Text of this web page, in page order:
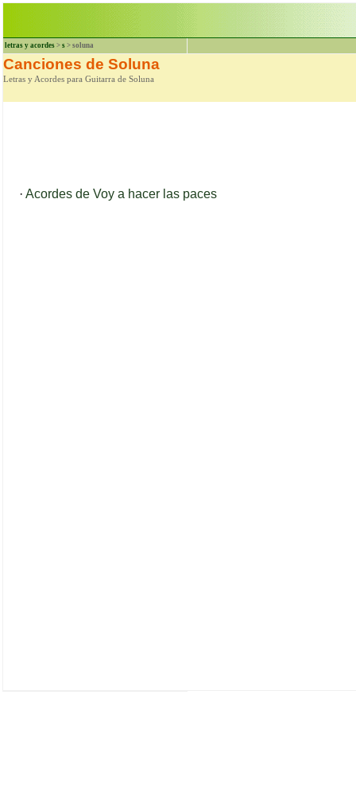
letras y acordes > s > soluna
Canciones de Soluna
Letras y Acordes para Guitarra de Soluna
· Acordes de Voy a hacer las paces